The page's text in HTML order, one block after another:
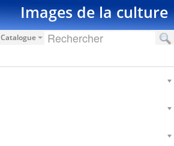
Images de la culture
Catalogue